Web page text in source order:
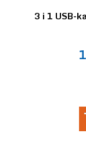
3 i 1 USB-